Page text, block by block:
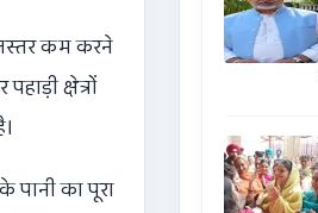
कम करने
क्षेत्रों
का पूरा